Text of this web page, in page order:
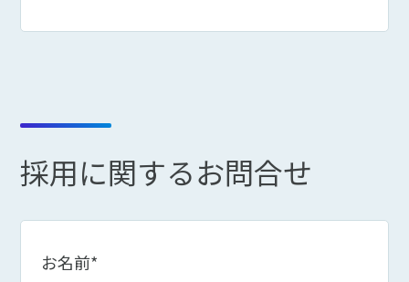
採用に関するお問合せ
お名前*